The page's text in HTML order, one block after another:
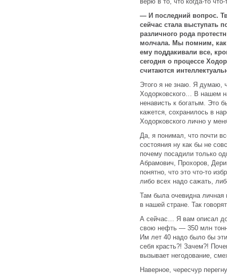
— И последний вопрос.
сейчас стала выступать
различного рода
молчала. Мы помним, как
ему поддакивали все,
сегодня о процессе
считаются
Этого я не знаю. Я думаю,
Ходорковского… В нашем
ненависть к богатым. Это
кажется, сохранилось в
Ходорковского лично у
Да, я понимал, что почти
состояния ну как бы не
почему посадили только
Абрамович, Прохоров,
понятно, что это что-то
либо всех надо сажать,
Там была очевидна личная
в нашей стране. Так
А сейчас… Я вам описал
свою нефть — 350 млн
Им лет 40 надо было бы
себя красть?! Зачем?!
вызывает негодование,
Наверное, чересчур